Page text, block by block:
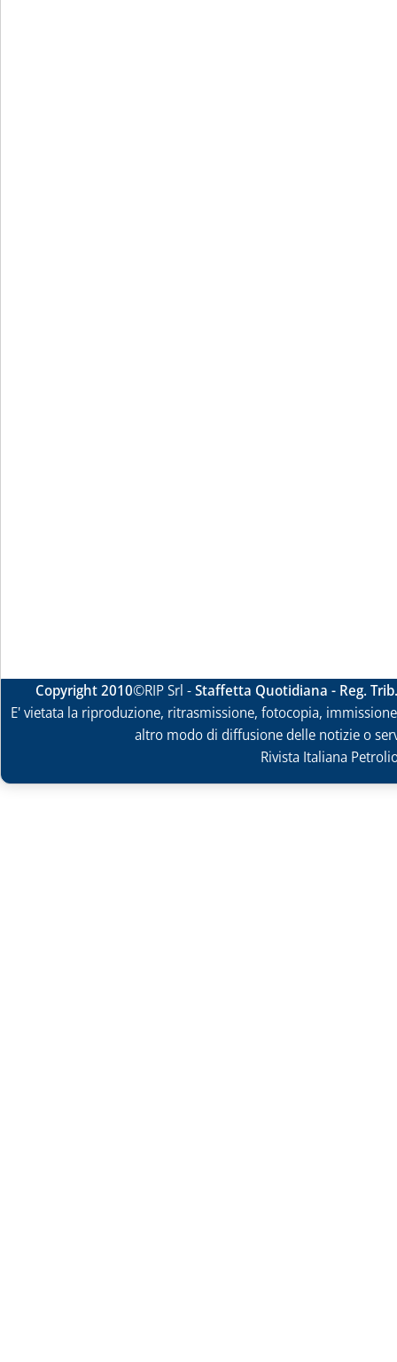
Copyright 2010©RIP Srl -Staffetta Quotidiana - Reg.
E' vietata la riproduzione, ritrasmissione, fotocopia,
altro modo di diffusione delle notizie o
Rivista Italiana